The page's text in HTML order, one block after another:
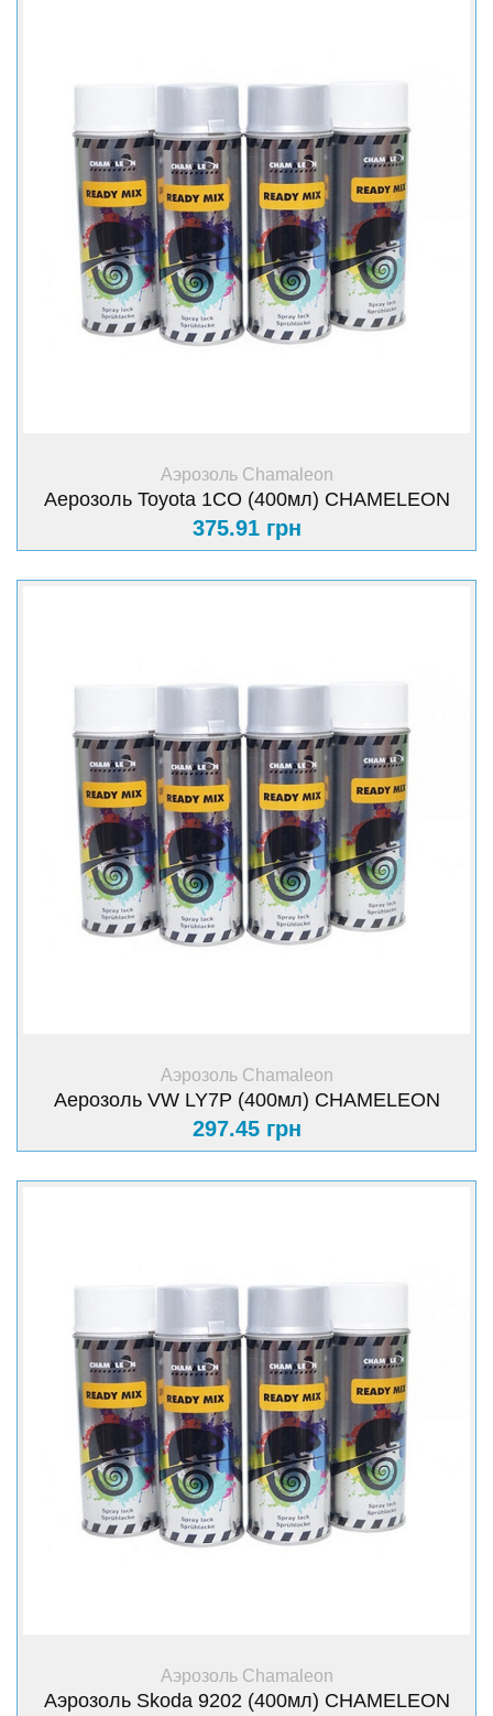
+ Купить
Аэрозоль Chamaleon
Аерозоль Toyota 1СО (400мл) CHAMELEON
375.91 грн
+ Купить
Аэрозоль Chamaleon
Аерозоль VW LY7P (400мл) CHAMELEON
297.45 грн
+ Купить
Аэрозоль Chamaleon
Аэрозоль Skoda 9202 (400мл) CHAMELEON